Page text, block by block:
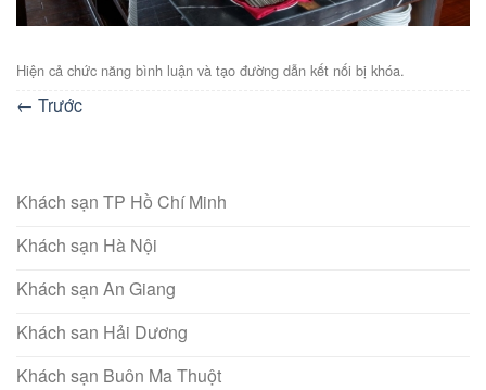
Hiện cả chức năng bình luận và tạo đường dẫn kết nối bị khóa.
← Trước
Khách sạn TP Hồ Chí Minh
Khách sạn Hà Nội
Khách sạn An Giang
Khách san Hải Dương
Khách sạn Buôn Ma Thuột